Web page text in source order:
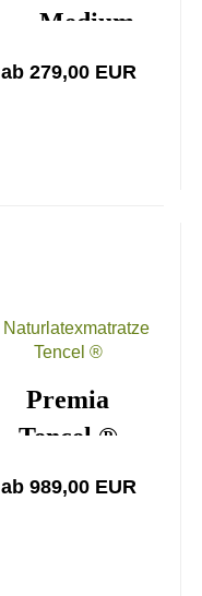
Medium
ab 279,00 EUR
Premia
Tencel ®
medium auch
ab 989,00 EUR